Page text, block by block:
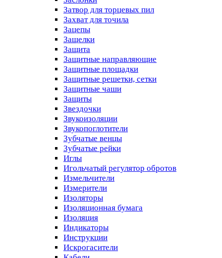
Затвор для торцевых пил
Захват для точила
Зацепы
Защелки
Защита
Защитные направляющие
Защитные площадки
Защитные решетки, сетки
Защитные чаши
Защиты
Звездочки
Звукоизоляции
Звукопоглотители
Зубчатые венцы
Зубчатые рейки
Иглы
Игольчатый регулятор обротов
Измельчители
Измерители
Изоляторы
Изоляционная бумага
Изоляция
Индикаторы
Инструкции
Искрогасители